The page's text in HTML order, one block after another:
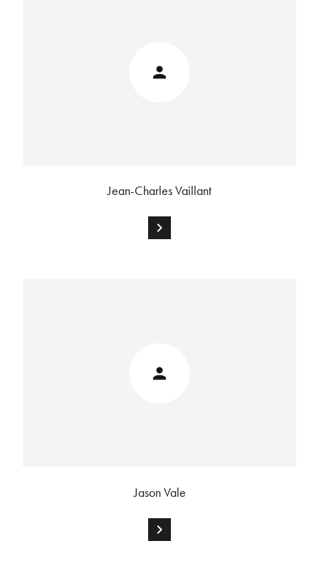
Jean-Charles Vaillant
chevron_right
Jason Vale
chevron_right